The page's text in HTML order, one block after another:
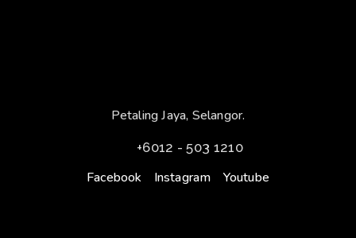
Petaling Jaya, Selangor.
+6012 - 503 1210
Facebook Instagram Youtube